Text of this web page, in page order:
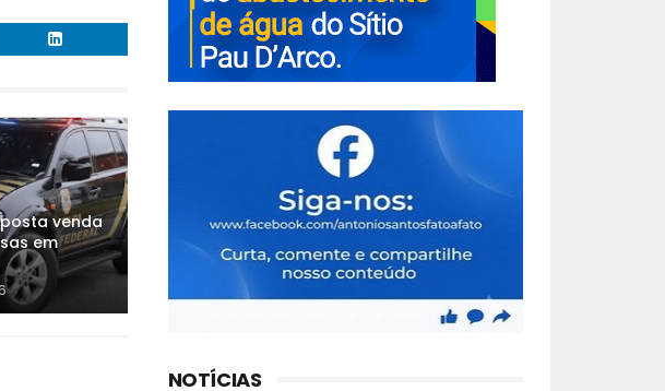
venda
em
NOTÍCIAS